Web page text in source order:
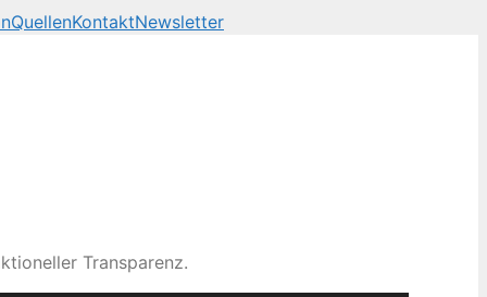
QuellenKontaktNewsletter
Transparenz.